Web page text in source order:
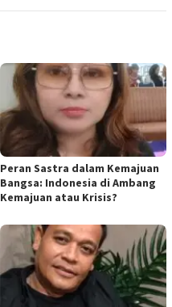
Peran Sastra dalam Kemajuan
Bangsa: Indonesia di Ambang
Kemajuan atau Krisis?